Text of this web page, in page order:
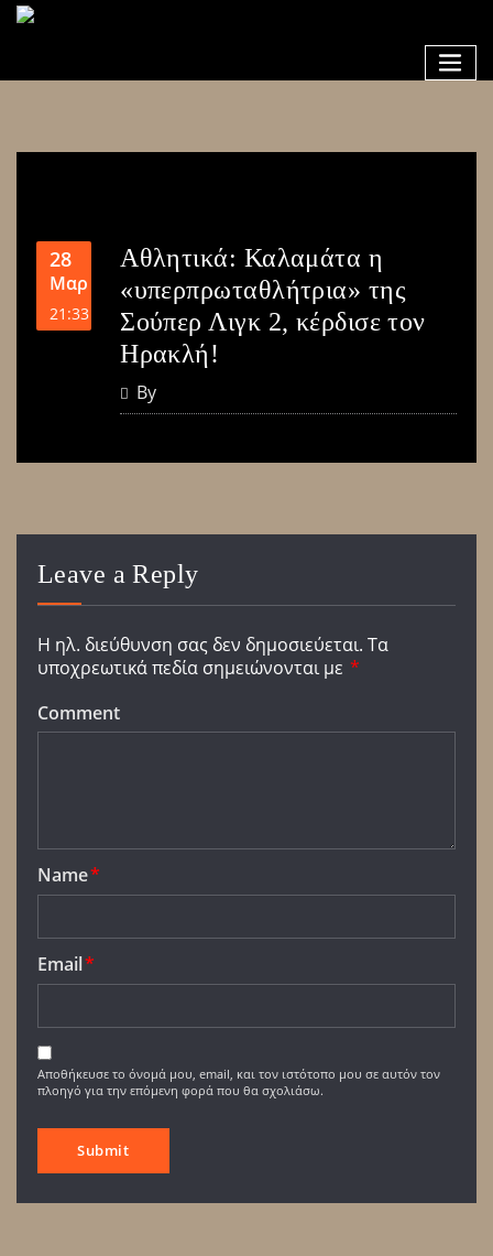
28
Μαρ
21:33
Αθλητικά: Καλαμάτα η
«υπερπρωταθλήτρια» της
Σούπερ Λιγκ 2, κέρδισε τον
Ηρακλή!
By
Leave a Reply
Η ηλ. διεύθυνση σας δεν δημοσιεύεται. Τα
υποχρεωτικά πεδία σημειώνονται με *
Comment
Name*
Email*
Αποθήκευσε το όνομά μου, email, και τον ιστότοπο μου σε αυτόν τον
πλοηγό για την επόμενη φορά που θα σχολιάσω.